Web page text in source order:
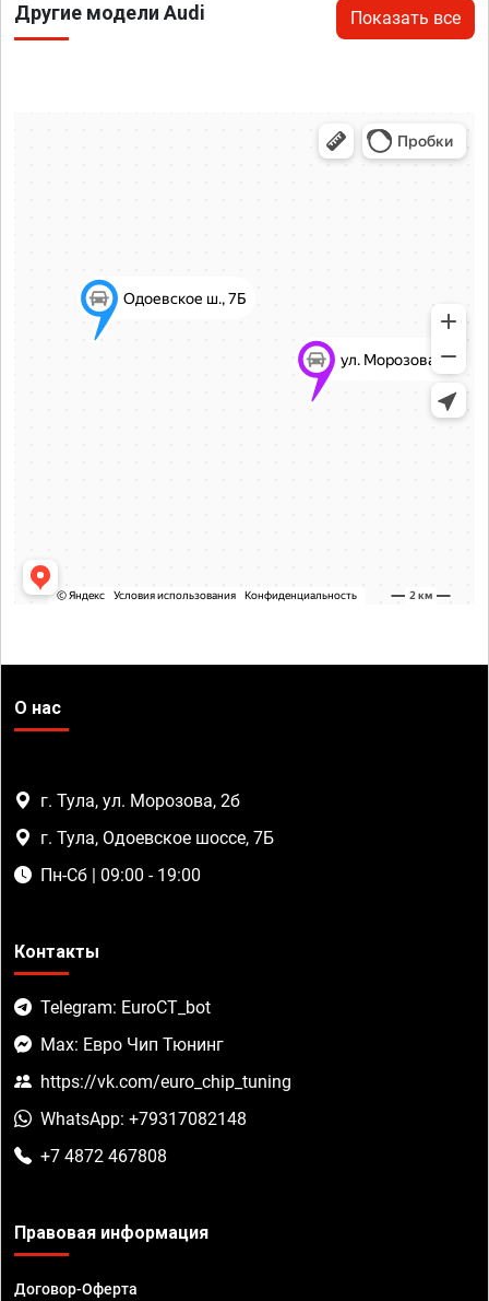
Другие модели Audi Показать все
О нас
г. Тула, ул. Морозова, 2б
г. Тула, Одоевское шоссе, 7Б
Пн-Сб | 09:00 - 19:00
Контакты
Telegram: EuroCT_bot
Max: Евро Чип Тюнинг
https://vk.com/euro_chip_tuning
WhatsApp: +79317082148
+7 4872 467808
Правовая информация
Договор-Оферта